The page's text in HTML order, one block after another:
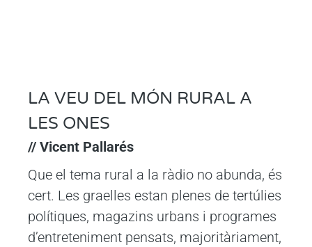
LA VEU DEL MÓN RURAL A
LES ONES
// Vicent Pallarés
Que el tema rural a la ràdio no abunda, és
cert. Les graelles estan plenes de tertúlies
polítiques, magazins urbans i programes
d’entreteniment pensats, majoritàriament,